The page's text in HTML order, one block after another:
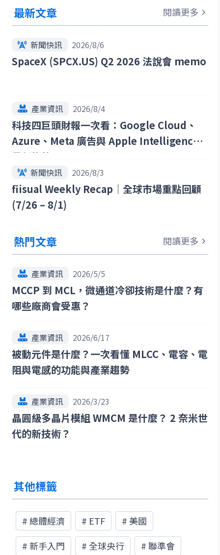
最新文章 閱讀更多
新聞快訊 2026/8/6
SpaceX (SPCX.US) Q2 2026 法說會 memo
產業資訊 2026/8/4
科技四巨頭財報一次看：Google Cloud、
Azure、Meta 廣告與 Apple Intelligence
最新趨勢
新聞快訊 2026/8/3
fiisual Weekly Recap｜全球市場重點回顧
(7/26 – 8/1)
熱門文章 閱讀更多
產業資訊 2026/5/5
MCCP 到 MCL，微通道冷卻技術是什麼？有
哪些廠商會受惠？
產業資訊 2026/6/17
被動元件是什麼？一次看懂 MLCC、電容、電
阻與電感的功能與產業趨勢
產業資訊 2026/3/23
晶圓級多晶片模組 WMCM 是什麼？ 2 奈米世
代的新技術？
其他標籤
#總體經濟 # ETF # 美國
#新手入門 # 全球央行 #聯準會